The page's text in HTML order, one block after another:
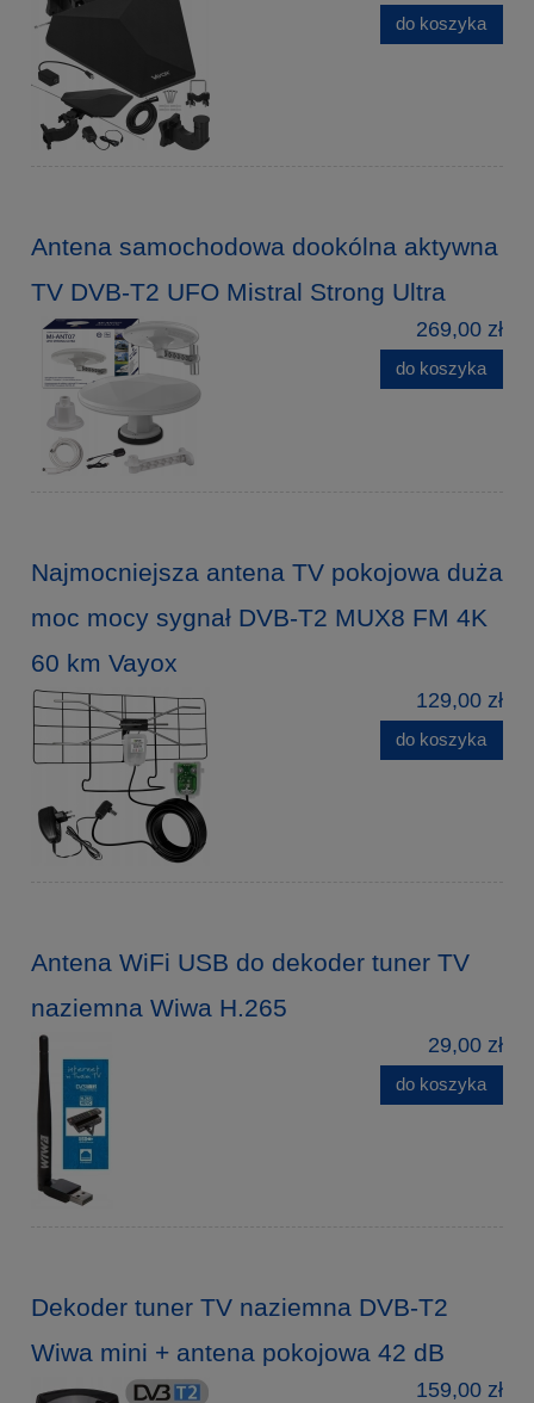
do koszyka
Antena samochodowa dookólna aktywna
TV DVB-T2 UFO Mistral Strong Ultra
269,00 zł
do koszyka
Najmocniejsza antena TV pokojowa duża
moc mocy sygnał DVB-T2 MUX8 FM 4K
60 km Vayox
129,00 zł
do koszyka
Antena WiFi USB do dekoder tuner TV
naziemna Wiwa H.265
29,00 zł
do koszyka
Dekoder tuner TV naziemna DVB-T2
Wiwa mini + antena pokojowa 42 dB
159,00 zł